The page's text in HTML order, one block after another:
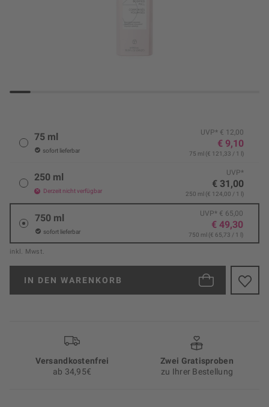
75 ml
sofort lieferbar
UVP* € 12,00
€ 9,10
75 ml (€ 121,33 / 1 l)
250 ml
Derzeit nicht verfügbar
UVP*
€ 31,00
250 ml (€ 124,00 / 1 l)
750 ml
sofort lieferbar
UVP* € 65,00
€ 49,30
750 ml (€ 65,73 / 1 l)
inkl. Mwst.
IN DEN WARENKORB
Versand­kosten­frei
ab 34,95€
Zwei Gratisproben
zu Ihrer Bestellung